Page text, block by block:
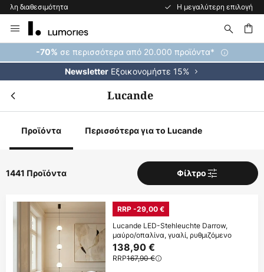
Η μεγαλύτερη επιλογή εμπορικών σημάτων στην Ευρώπη
Μετάβαση
στο
περιεχόμενο
-70% σε περισσότερα από 20.000 προϊόντα*
Newsletter Εξοικονομήστε 15%
Lucande
Προϊόντα Περισσότερα για το Lucande
1441 Προϊόντα Φίλτρο
RRP -29,00 €
Lucande LED-Stehleuchte Darrow,
μαύρο/οπαλίνα, γυαλί, ρυθμιζόμενο
138,90 €
RRP167,90 €